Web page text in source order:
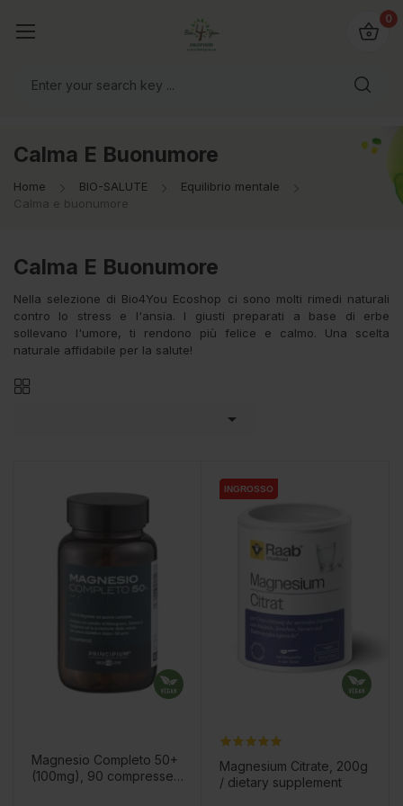
mondo!
0
Calma E Buonumore
Home BIO-SALUTE
Equilibrio mentale
Calma e buonumore
Calma E Buonumore
Nella selezione di Bio4You Ecoshop ci sono molti rimedi naturali
contro lo stress e l'ansia. I giusti preparati a base di erbe
sollevano l'umore, ti rendono più felice e calmo. Una scelta
naturale affidabile per la salute!

Magnesio Completo 50+
(100mg), 90 compresse /
INGROSSO
INGROSSO
Magnesium Citrate, 200g
/ dietary supplement